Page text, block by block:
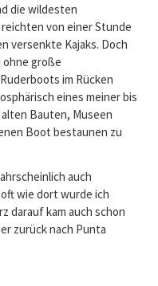
die wildesten
von einer Stunde
versenkte Kajaks. Doch
ohne große
im Rücken
eines meiner bis
Bauten, Museen
Boot bestaunen zu
auch
wie dort wurde ich
darauf kam auch schon
zurück nach Punta